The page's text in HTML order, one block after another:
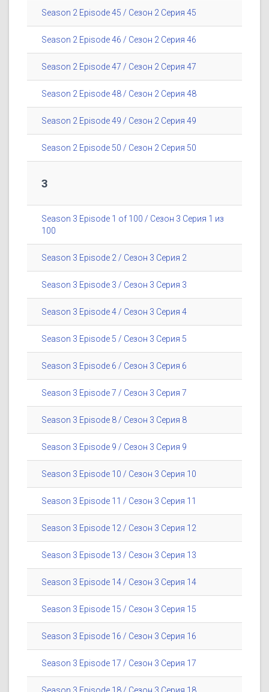
Season 2 Episode 45 / Сезон 2 Серия 45
Season 2 Episode 46 / Сезон 2 Серия 46
Season 2 Episode 47 / Сезон 2 Серия 47
Season 2 Episode 48 / Сезон 2 Серия 48
Season 2 Episode 49 / Сезон 2 Серия 49
Season 2 Episode 50 / Сезон 2 Серия 50
3
Season 3 Episode 1 of 100 / Сезон 3 Серия 1 из
100
Season 3 Episode 2 / Сезон 3 Серия 2
Season 3 Episode 3 / Сезон 3 Серия 3
Season 3 Episode 4 / Сезон 3 Серия 4
Season 3 Episode 5 / Сезон 3 Серия 5
Season 3 Episode 6 / Сезон 3 Серия 6
Season 3 Episode 7 / Сезон 3 Серия 7
Season 3 Episode 8 / Сезон 3 Серия 8
Season 3 Episode 9 / Сезон 3 Серия 9
Season 3 Episode 10 / Сезон 3 Серия 10
Season 3 Episode 11 / Сезон 3 Серия 11
Season 3 Episode 12 / Сезон 3 Серия 12
Season 3 Episode 13 / Сезон 3 Серия 13
Season 3 Episode 14 / Сезон 3 Серия 14
Season 3 Episode 15 / Сезон 3 Серия 15
Season 3 Episode 16 / Сезон 3 Серия 16
Season 3 Episode 17 / Сезон 3 Серия 17